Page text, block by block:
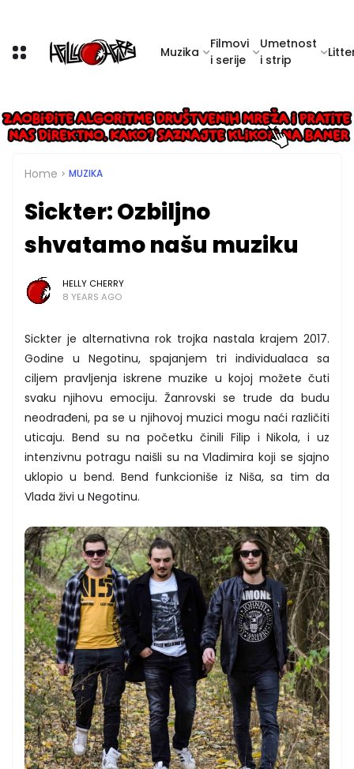
Muzika
Filmovi
i serije
Umetnost
i strip
Home MUZIKA
Sickter: Ozbiljno
shvatamo našu muziku
HELLY CHERRY
8 YEARS AGO
Sickter je alternativna rok trojka nastala krajem 2017.
Godine u Negotinu, spajanjem tri individualaca sa
ciljem pravljenja iskrene muzike u kojoj možete čuti
svaku njihovu emociju. Žanrovski se trude da budu
neodrađeni, pa se u njihovoj muzici mogu naći različiti
uticaju. Bend su na početku činili Filip i Nikola, i uz
intenzivnu potragu naišli su na Vladimira koji se sjajno
uklopio u bend. Bend funkcioniše iz Niša, sa tim da
Vlada živi u Negotinu.